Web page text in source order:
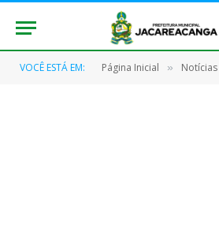
VOCÊ ESTÁ EM: Página Inicial » Notícias